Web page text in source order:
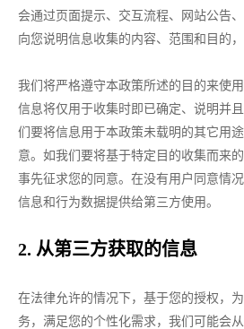
会通过页面提示、交互流程、网站公告
向您说明信息收集的内容、范围和目的，
我们将严格遵守本政策所述的目的来使
信息将仅用于收集时即已确定、说明并
们要将信息用于本政策未载明的其它用
意。如我们要将基于特定目的收集而来
事先征求您的同意。在没有用户同意情
信息和行为数据提供给第三方使用。
2. 从第三方获取的信息
在法律允许的情况下，基于您的授权，
务，满足您的个性化需求，我们可能会